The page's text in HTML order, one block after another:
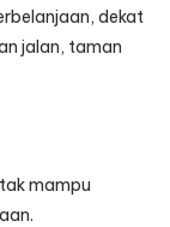
dekat
jalan, taman
mampu